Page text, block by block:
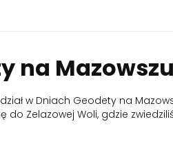
na Mazowszu
w Dniach Geodety na
do Zelazowej Woli, gdzie